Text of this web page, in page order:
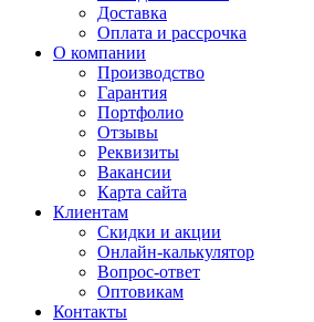
Доставка
Оплата и рассрочка
О компании
Производство
Гарантия
Портфолио
Отзывы
Реквизиты
Вакансии
Карта сайта
Клиентам
Скидки и акции
Онлайн-калькулятор
Вопрос-ответ
Оптовикам
Контакты